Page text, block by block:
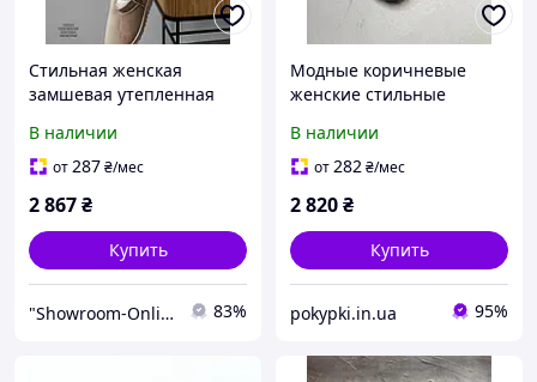
Стильная женская
замшевая утепленная
коричневого цвета S M
В наличии
от287₴/мес
2 867₴
Купить
"Showroom-Online": Тысячи образов – один клик! 83%
Модные коричневые
женские стильные
толстой тракторной
подошве| 36-41
В наличии
от282₴/мес
2 820₴
Купить
pokypki.in.ua 95%